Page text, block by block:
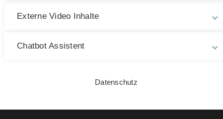
Barrierefreiheit
Externe Video Inhalte
Chatbot Assistent
Datenschutz